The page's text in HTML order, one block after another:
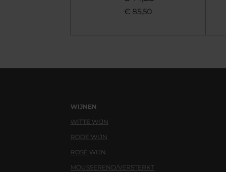
€ 85,50
WIJNEN
WITTE WIJN
RODE WIJN
ROSÉ WIJN
MOUSSEREND/VERSTERKT